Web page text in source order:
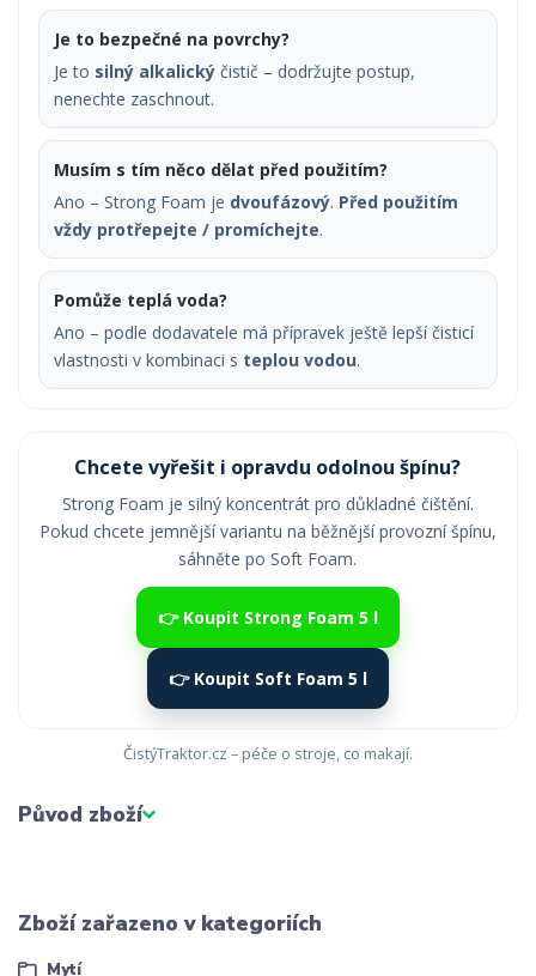
Je to bezpečné na povrchy?
Je to silný alkalický čistič – dodržujte postup,
nenechte zaschnout.
Musím s tím něco dělat před použitím?
Ano – Strong Foam je dvoufázový. Před použitím
vždy protřepejte / promíchejte.
Pomůže teplá voda?
Ano – podle dodavatele má přípravek ještě lepší čisticí
vlastnosti v kombinaci s teplou vodou.
Chcete vyřešit i opravdu odolnou špínu?
Strong Foam je silný koncentrát pro důkladné čištění.
Pokud chcete jemnější variantu na běžnější provozní špínu,
sáhněte po Soft Foam.
👉 Koupit Strong Foam 5 l
👉 Koupit Soft Foam 5 l
ČistýTraktor.cz – péče o stroje, co makají.
Původ zboží
Zboží zařazeno v kategoriích
Mytí